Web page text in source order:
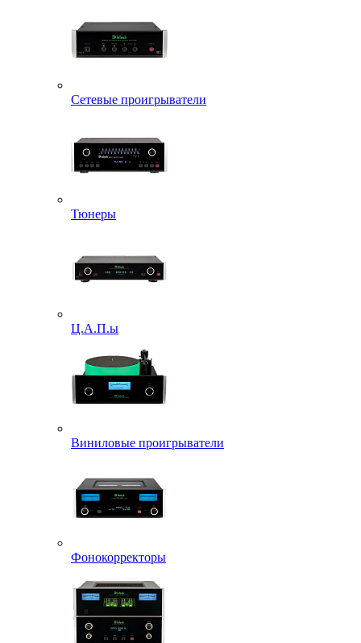
Сетевые проигрыватели
Тюнеры
Ц.А.П.ы
Виниловые проигрыватели
Фонокорректоры